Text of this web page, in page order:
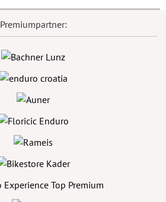
Premiumpartner: